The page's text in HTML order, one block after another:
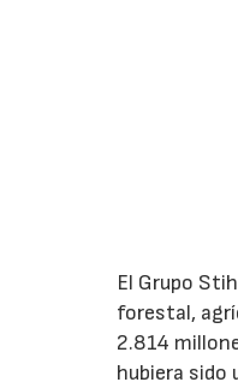
El Grupo
forestal,
2.814
hubiera sido